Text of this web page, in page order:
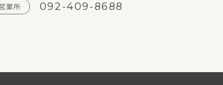
業所 092-409-8688